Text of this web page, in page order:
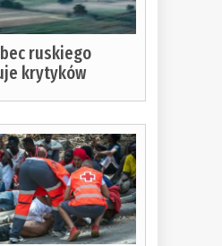
ruskiego
krytyków